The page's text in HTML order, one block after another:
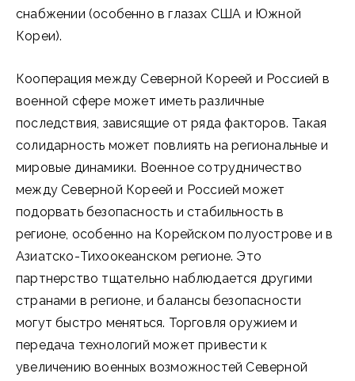
снабжении (особенно в глазах США и Южной
Кореи).
Кооперация между Северной Кореей и Россией в
военной сфере может иметь различные
последствия, зависящие от ряда факторов. Такая
солидарность может повлиять на региональные и
мировые динамики. Военное сотрудничество
между Северной Кореей и Россией может
подорвать безопасность и стабильность в
регионе, особенно на Корейском полуострове и в
Азиатско-Тихоокеанском регионе. Это
партнерство тщательно наблюдается другими
странами в регионе, и балансы безопасности
могут быстро меняться. Торговля оружием и
передача технологий может привести к
увеличению военных возможностей Северной